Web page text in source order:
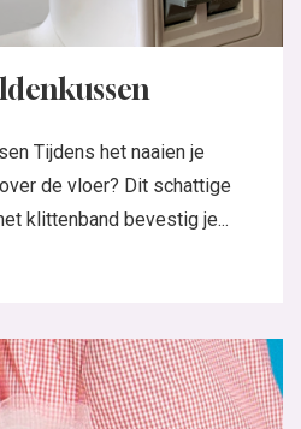
Tijdens het naaien je
de vloer? Dit schattige
klittenband bevestig je...